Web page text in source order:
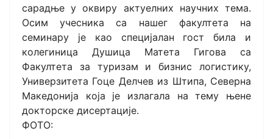
сарадње у оквиру актуелних научних тема.
Осим учесника са нашег факултета на
семинару је као специјалан гост била и
колегиница Душица Матета Гигова са
Факултета за туризам и бизнис логистику,
Универзитета Гоце Делчев из Штипа, Северна
Македонија која је излагала на тему њене
докторске дисертације.
ФОТО: